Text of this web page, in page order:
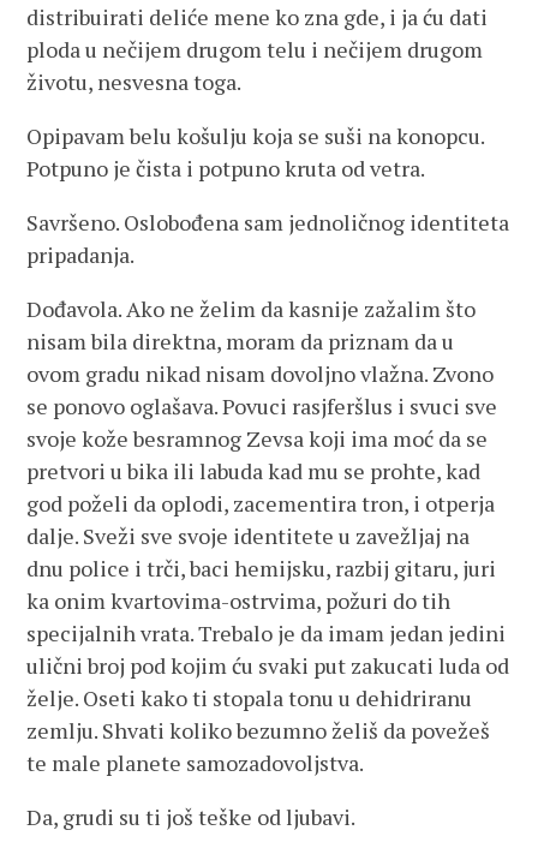
distribuirati deliće mene ko zna gde, i ja ću dati
ploda u nečijem drugom telu i nečijem drugom
životu, nesvesna toga.
Opipavam belu košulju koja se suši na konopcu.
Potpuno je čista i potpuno kruta od vetra.
Savršeno. Oslobođena sam jednoličnog identiteta
pripadanja.
Dođavola. Ako ne želim da kasnije zažalim što
nisam bila direktna, moram da priznam da u
ovom gradu nikad nisam dovoljno vlažna. Zvono
se ponovo oglašava. Povuci rasjferšlus i svuci sve
svoje kože besramnog Zevsa koji ima moć da se
pretvori u bika ili labuda kad mu se prohte, kad
god poželi da oplodi, zacementira tron, i otperja
dalje. Sveži sve svoje identitete u zavežljaj na
dnu police i trči, baci hemijsku, razbij gitaru, juri
ka onim kvartovima-ostrvima, požuri do tih
specijalnih vrata. Trebalo je da imam jedan jedini
ulični broj pod kojim ću svaki put zakucati luda od
želje. Oseti kako ti stopala tonu u dehidriranu
zemlju. Shvati koliko bezumno želiš da povežeš
te male planete samozadovoljstva.
Da, grudi su ti još teške od ljubavi.